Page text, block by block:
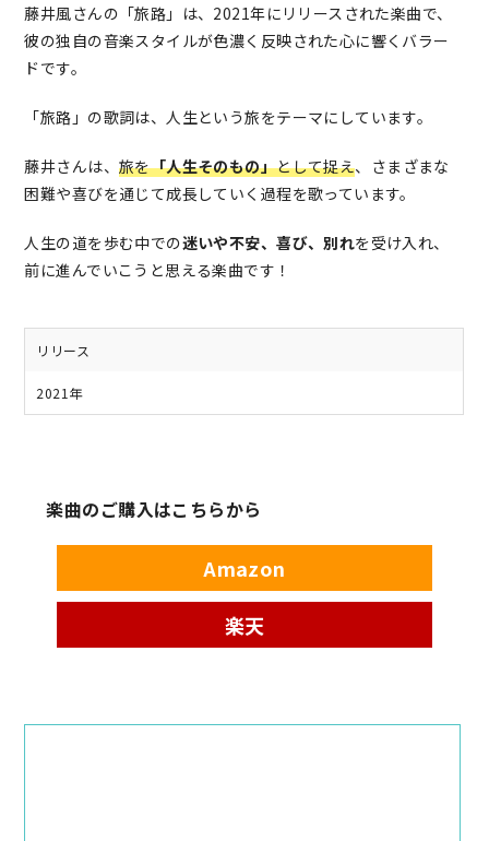
藤井風さんの「旅路」は、2021年にリリースされた楽曲で、
彼の独自の音楽スタイルが色濃く反映された心に響くバラー
ドです。
「旅路」の歌詞は、人生という旅をテーマにしています。
藤井さんは、 旅を「人生そのもの」として捉え、さまざまな
困難や喜びを通じて成長していく過程を歌っています。
人生の道を歩む中での迷いや不安、喜び、別れを受け入れ、
前に進んでいこうと思える楽曲です！
リリース
2021年
楽曲のご購入はこちらから
Amazon
楽天